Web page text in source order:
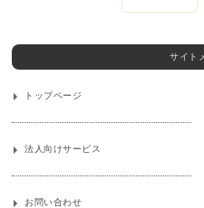
サイト
トップページ
法人向けサービス
お問い合わせ